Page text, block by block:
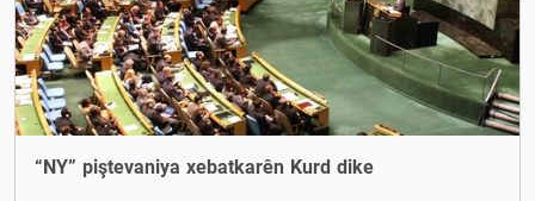
“NY” piştevaniya xebatkarên Kurd dike